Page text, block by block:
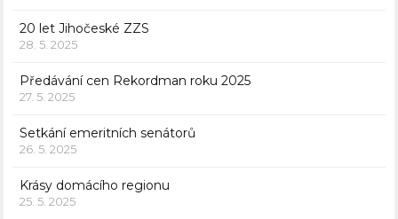
20 let Jihočeské ZZS
28. 5. 2025
Předávání cen Rekordman roku 2025
27. 5. 2025
Setkání emeritních senátorů
26. 5. 2025
Krásy domácího regionu
25. 5. 2025